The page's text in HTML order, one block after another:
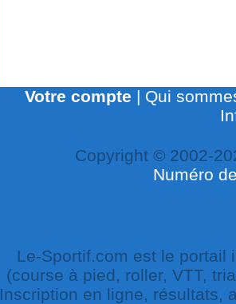
Votre compte | Qui
Copyright © 2002-
Numéro
Le-Sportif.com est le portail
(course à pied, roller, VTT,
Inscription en ligne, résultats,